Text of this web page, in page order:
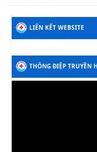
LIÊN KẾT WEBSITE
THÔNG ĐIỆP TRUYỀN